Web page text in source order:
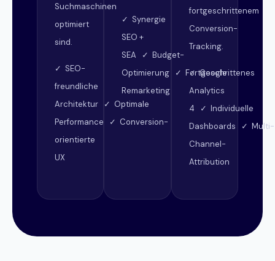
Suchmaschinen
optimiert
sind.
✓ SEO-
freundliche
Architektur ✓ Optimale
Performance ✓ Conversion-
orientierte
UX
✓ Synergie
SEO +
SEA ✓ Budget-
Optimierung ✓ Fortgeschrittenes
Remarketing
fortgeschrittenem
Conversion-
Tracking.
✓ Google
Analytics
4 ✓ Individuelle
Dashboards ✓ Multi-
Channel-
Attribution